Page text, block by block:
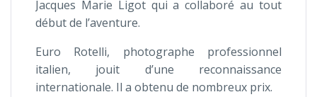
Jacques Marie Ligot qui a collaboré au tout
début de l’aventure.
Euro Rotelli, photographe professionnel
italien, jouit d’une reconnaissance
internationale. Il a obtenu de nombreux prix.